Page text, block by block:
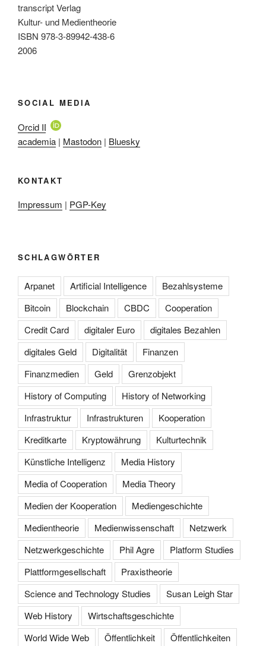
transcript Verlag
Kultur- und Medientheorie
ISBN 978-3-89942-438-6
2006
SOCIAL MEDIA
Orcid ID
academia | Mastodon | Bluesky
KONTAKT
Impressum | PGP-Key
SCHLAGWÖRTER
Arpanet Artificial Intelligence
Bezahlsysteme
Bitcoin
Blockchain CBDC
Cooperation
Credit Card
digitaler Euro
digitales Bezahlen
digitales Geld
Digitalität
Finanzen
Finanzmedien
Geld
Grenzobjekt
History of Computing
History of Networking
Infrastruktur
Infrastrukturen
Kooperation
Kreditkarte
Kryptowährung
Kulturtechnik
Künstliche Intelligenz
Media History
Media of Cooperation
Media Theory
Medien der Kooperation
Mediengeschichte
Medientheorie
Medienwissenschaft
Netzwerk
Netzwerkgeschichte
Phil Agre
Platform Studies
Plattformgesellschaft
Praxistheorie
Science and Technology Studies
Susan Leigh Star
Web History
Wirtschaftsgeschichte
World Wide Web
Öffentlichkeit Öffentlichkeiten